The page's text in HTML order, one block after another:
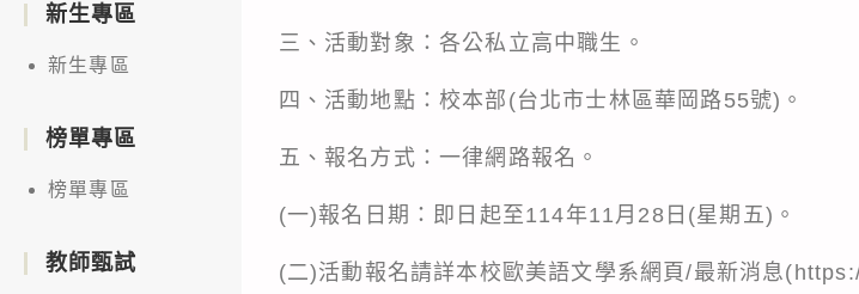
三、活動對象：各公私立高中職生。
四、活動地點：校本部(台北市士林區華岡路55號)。
五、報名方式：一律網路報名。
(一)報名日期：即日起至114年11月28日(星期五)。
(二)活動報名請詳本校歐美語文學系網頁/最新消息(
新生專區
新生專區
榜單專區
榜單專區
教師甄試